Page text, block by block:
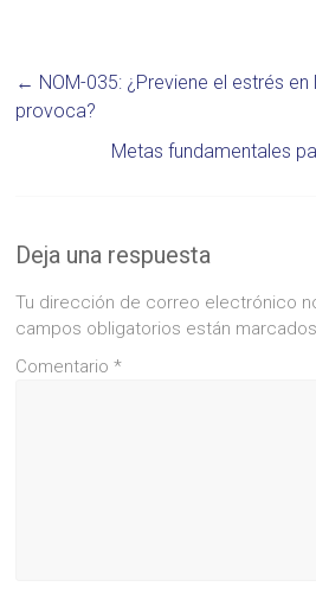
← NOM-035: ¿Previene el estrés
provoca?
Metas fundamentales
Deja una respuesta
Tu dirección de correo electrónico
campos obligatorios están
Comentario*